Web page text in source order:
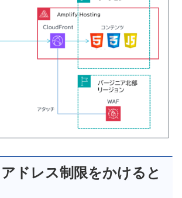
ドレス制限をかけると